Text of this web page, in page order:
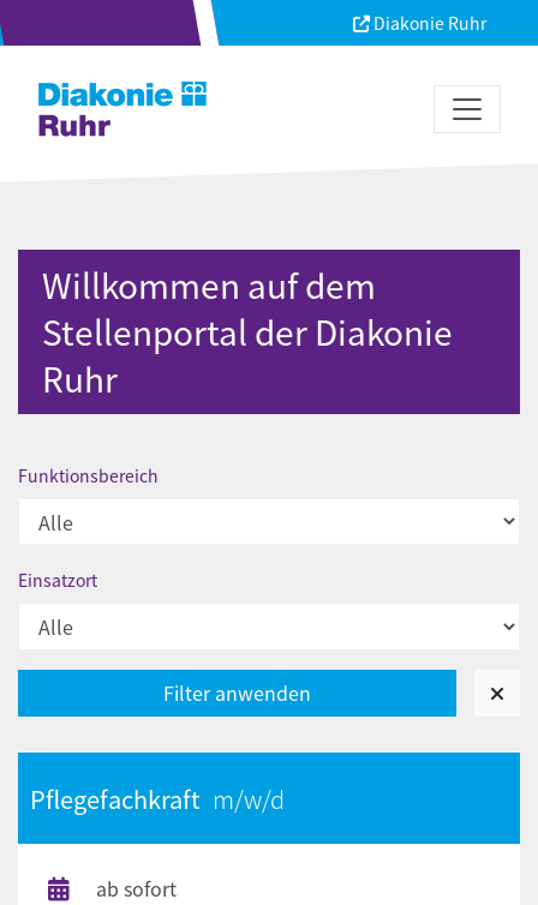
Diakonie Ruhr
Willkommen auf dem
Stellenportal der Diakonie
Ruhr
Funktionsbereich
Einsatzort
Pflegefachkraft
ab sofort